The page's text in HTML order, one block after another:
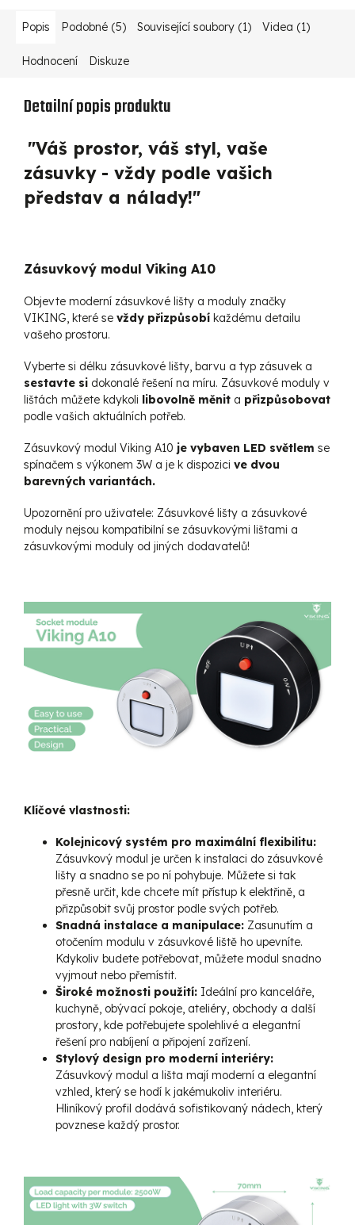
Popis Podobné (5) Související soubory (1) Videa (1)
Hodnocení Diskuze
Detailní popis produktu
"Váš prostor, váš styl, vaše
zásuvky - vždy podle vašich
představ a nálady!"
Zásuvkový modul Viking A10
Objevte moderní zásuvkové lišty a moduly značky
VIKING, které se vždy přizpůsobí každému detailu
vašeho prostoru.
Vyberte si délku zásuvkové lišty, barvu a typ zásuvek a
sestavte si dokonalé řešení na míru. Zásuvkové moduly v
lištách můžete kdykoli libovolně měnit a přizpůsobovat
podle vašich aktuálních potřeb.
Zásuvkový modul Viking A10 je vybaven LED světlem se
spínačem s výkonem 3W a je k dispozici ve dvou
barevných variantách.
Upozornění pro uživatele: Zásuvkové lišty a zásuvkové
moduly nejsou kompatibilní se zásuvkovými lištami a
zásuvkovými moduly od jiných dodavatelů!
Klíčové vlastnosti:
Kolejnicový systém pro maximální flexibilitu:
Zásuvkový modul je určen k instalaci do zásuvkové
lišty a snadno se po ní pohybuje. Můžete si tak
přesně určit, kde chcete mít přístup k elektřině, a
přizpůsobit svůj prostor podle svých potřeb.
Snadná instalace a manipulace: Zasunutím a
otočením modulu v zásuvkové liště ho upevníte.
Kdykoliv budete potřebovat, můžete modul snadno
vyjmout nebo přemístit.
Široké možnosti použití: Ideální pro kanceláře,
kuchyně, obývací pokoje, ateliéry, obchody a další
prostory, kde potřebujete spolehlivé a elegantní
řešení pro nabíjení a připojení zařízení.
Stylový design pro moderní interiéry:
Zásuvkový modul a lišta mají moderní a elegantní
vzhled, který se hodí k jakémukoliv interiéru.
Hliníkový profil dodává sofistikovaný nádech, který
povznese každý prostor.